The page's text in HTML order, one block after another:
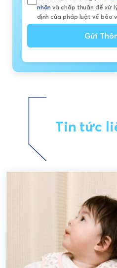
nhân và chấp thuận để xử
định của pháp luật về bảo
Gửi
Tin tức